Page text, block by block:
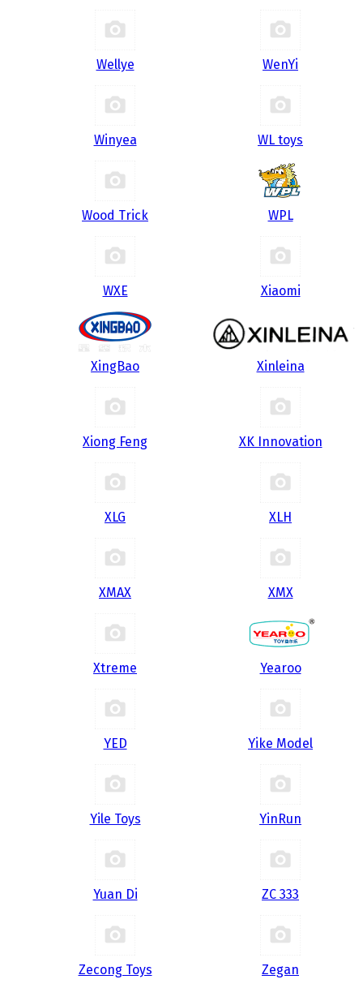
Wellye WenYi
Winyea WL toys
Wood Trick WPL
WXE Xiaomi
XingBao Xinleina
Xiong Feng XK Innovation
XLG XLH
XMAX XMX
Xtreme Yearoo
YED Yike Model
Yile Toys YinRun
Yuan Di ZC 333
Zecong Toys Zegan